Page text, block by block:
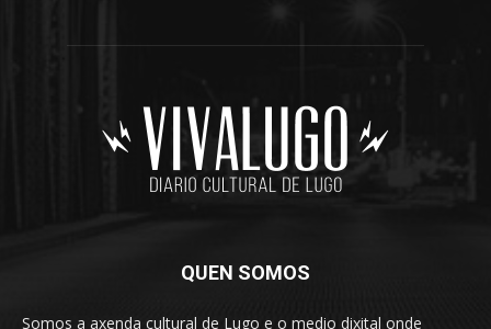
QUEN SOMOS
Somos a axenda cultural de Lugo e o medio dixital onde